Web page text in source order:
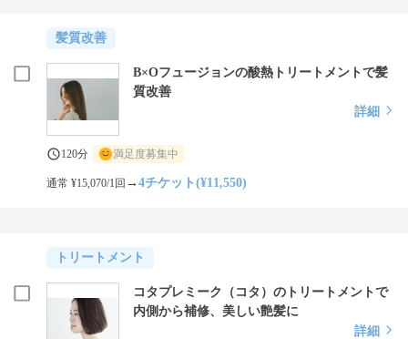
髪質改善
B×Oフュージョンの酸熱トリートメントで髪
質改善
詳細
120分 満足度募集中
通常 ¥15,070/1回 →4チケット(¥11,550)
トリートメント
コタプレミーク（コタ）のトリートメントで
内側から補修、美しい艶髪に
詳細